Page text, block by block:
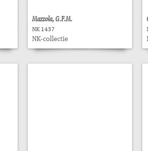
Mazzola, G.F.M.
NK 1437
NK-collectie